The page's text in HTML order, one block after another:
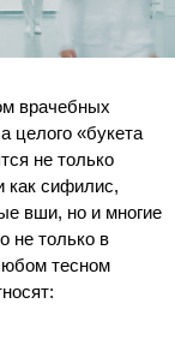
врачебных
целого «букета
не только
как сифилис,
вши, но и многие
не только в
тесном